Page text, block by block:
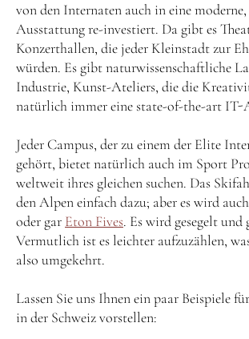
von den Internaten auch in eine
Ausstattung re-investiert. Da gibt es
Konzerthallen, die jeder Kleinstadt zur
würden. Es gibt naturwissenschaftliche
Industrie, Kunst-Ateliers, die die
natürlich immer eine state-of-the-art IT-
Jeder Campus, der zu einem der Elite
gehört, bietet natürlich auch im Sport
weltweit ihres gleichen suchen. Das
den Alpen einfach dazu; aber es wird
oder gar Eton Fives. Es wird gesegelt und
Vermutlich ist es leichter aufzuzählen,
also umgekehrt.
Lassen Sie uns Ihnen ein paar Beispiele
in der Schweiz vorstellen: